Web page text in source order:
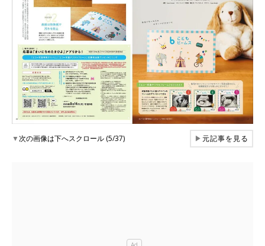
▼次の画像は下へスクロール (5/37) ▶元記事を見る